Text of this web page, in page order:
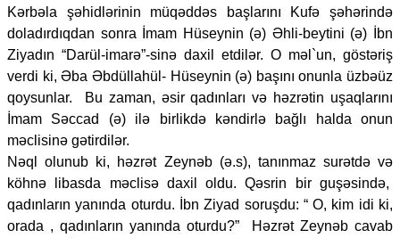
Kərbəla şəhidlərinin müqəddəs başlarını Kufə şəhərində
doladırdıqdan sonra İmam Hüseynin (ə) Əhli-beytini (ə) İbn
Ziyadın “Darül-imarə”-sinə daxil etdilər. O məl`un, göstəriş
verdi ki, Əba Əbdüllahül- Hüseynin (ə) başını onunla üzbəüz
qoysunlar. Bu zaman, əsir qadınları və həzrətin uşaqlarını
İmam Səccad (ə) ilə birlikdə kəndirlə bağlı halda onun
məclisinə gətirdilər.
Nəql olunub ki, həzrət Zeynəb (ə.s), tanınmaz surətdə və
köhnə libasda məclisə daxil oldu. Qəsrin bir guşəsində,
qadınların yanında oturdu. İbn Ziyad soruşdu: “ O, kim idi ki,
orada , qadınların yanında oturdu?” Həzrət Zeynəb cavab